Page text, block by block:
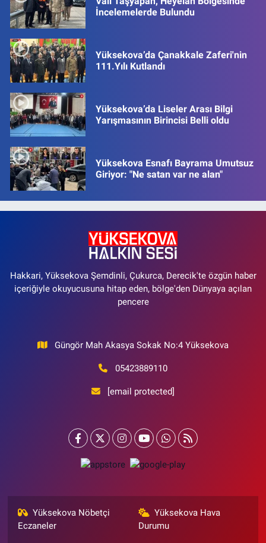
İncelemelerde Bulundu
Yüksekova’da Çanakkale Zaferi'nin
111.Yılı Kutlandı
Yüksekova’da Liseler Arası Bilgi
Yarışmasının Birincisi Belli oldu
Yüksekova Esnafı Bayrama Umutsuz
Giriyor: "Ne satan var ne alan"
Hakkari, Yüksekova Şemdinli, Çukurca, Derecik'te özgün haber
içeriğiyle okuyucusuna hitap eden, bölge'den Dünyaya açılan
pencere
Güngör Mah Akasya Sokak No:4 Yüksekova
05423889110
[email protected]
Yüksekova Nöbetçi
Eczaneler
Yüksekova Hava
Durumu